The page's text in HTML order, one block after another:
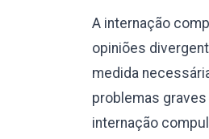
A internação
opiniões
medida
problemas
internação